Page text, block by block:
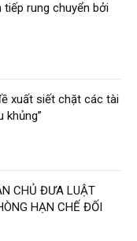
tiếp rung chuyển bởi
xuất siết chặt các tài
khủng”
CHỦ ĐƯA LUẬT
HẠN CHẾ ĐỐI